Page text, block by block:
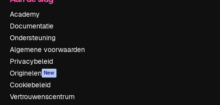
Academy
Documentatie
Ondersteuning
Algemene voorwaarden
Privacybeleid
Originelen New
Cookiebeleid
Vertrouwenscentrum